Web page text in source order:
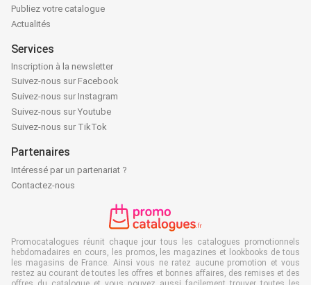
Publiez votre catalogue
Actualités
Services
Inscription à la newsletter
Suivez-nous sur Facebook
Suivez-nous sur Instagram
Suivez-nous sur Youtube
Suivez-nous sur TikTok
Partenaires
Intéressé par un partenariat ?
Contactez-nous
Promocatalogues réunit chaque jour tous les catalogues promotionnels
hebdomadaires en cours, les promos, les magazines et lookbooks de tous
les magasins de France. Ainsi vous ne ratez aucune promotion et vous
restez au courant de toutes les offres et bonnes affaires, des remises et des